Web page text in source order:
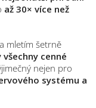
až 30× více než
mletím šetrně
všechny cenné
nejen pro
systému a